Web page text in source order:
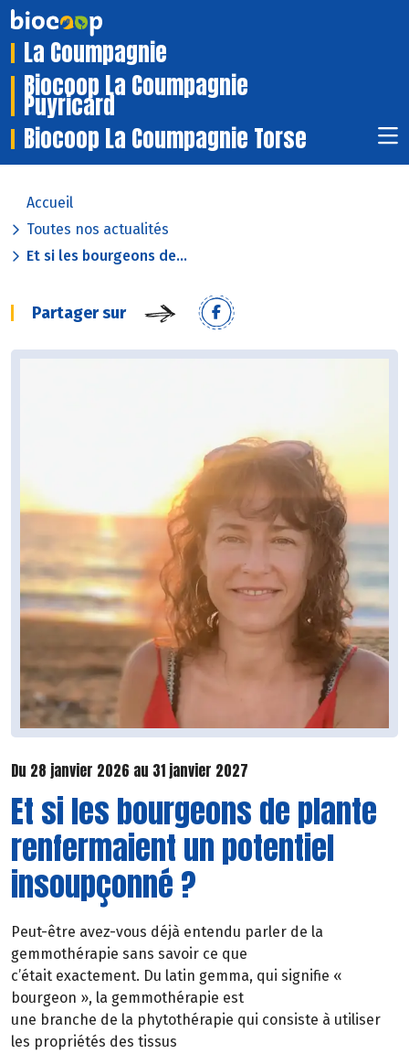
La Coumpagnie
Biocoop La Coumpagnie
Puyricard
Biocoop La Coumpagnie Torse
Accueil
Toutes nos actualités
Et si les bourgeons de...
Partager sur
Du 28 janvier 2026 au 31 janvier 2027
Et si les bourgeons de plante
renfermaient un potentiel
insoupçonné ?
Peut-être avez-vous déjà entendu parler de la
gemmothérapie sans savoir ce que
c’était exactement. Du latin gemma, qui signifie «
bourgeon », la gemmothérapie est
une branche de la phytothérapie qui consiste à utiliser
les propriétés des tissus